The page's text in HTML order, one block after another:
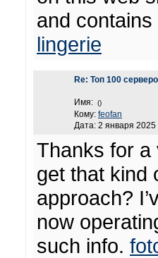
and
lingerie
Re: Топ 100
Имя: ()
Кому: feofan
Дата: 2 января 2025
Thanks for a
get that kind
approach?
now
such info.